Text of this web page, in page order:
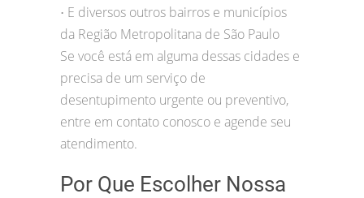
• E diversos outros bairros e municípios
da Região Metropolitana de São Paulo
Se você está em alguma dessas cidades e
precisa de um serviço de
desentupimento urgente ou preventivo,
entre em contato conosco e agende seu
atendimento.
Por Que Escolher Nossa